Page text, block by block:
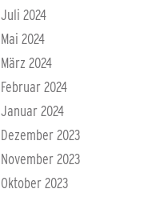
Juli 2024
Mai 2024
März 2024
Februar 2024
Januar 2024
Dezember 2023
November 2023
Oktober 2023